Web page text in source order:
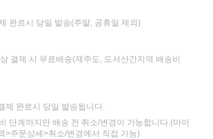
완료시 당일 발송(주말, 공휴일 제외)
결제 시 무료배송(제주도, 도서산간지역 배송비
제 완료시 당일 발송됩니다.
단계까지만 배송 전 취소/변경이 가능합니다.(마이
>주문상세>취소/변경에서 직접 가능)